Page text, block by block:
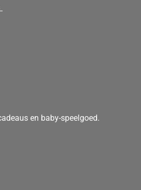
en baby-speelgoed.